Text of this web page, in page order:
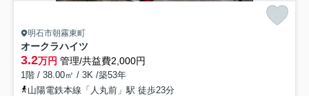
明石市朝霧東町
オークラハイツ
3.2万円 管理/共益費2,000円
1階 / 38.00㎡ / 3K /築53年
山陽電鉄本線「人丸前」駅 徒歩23分